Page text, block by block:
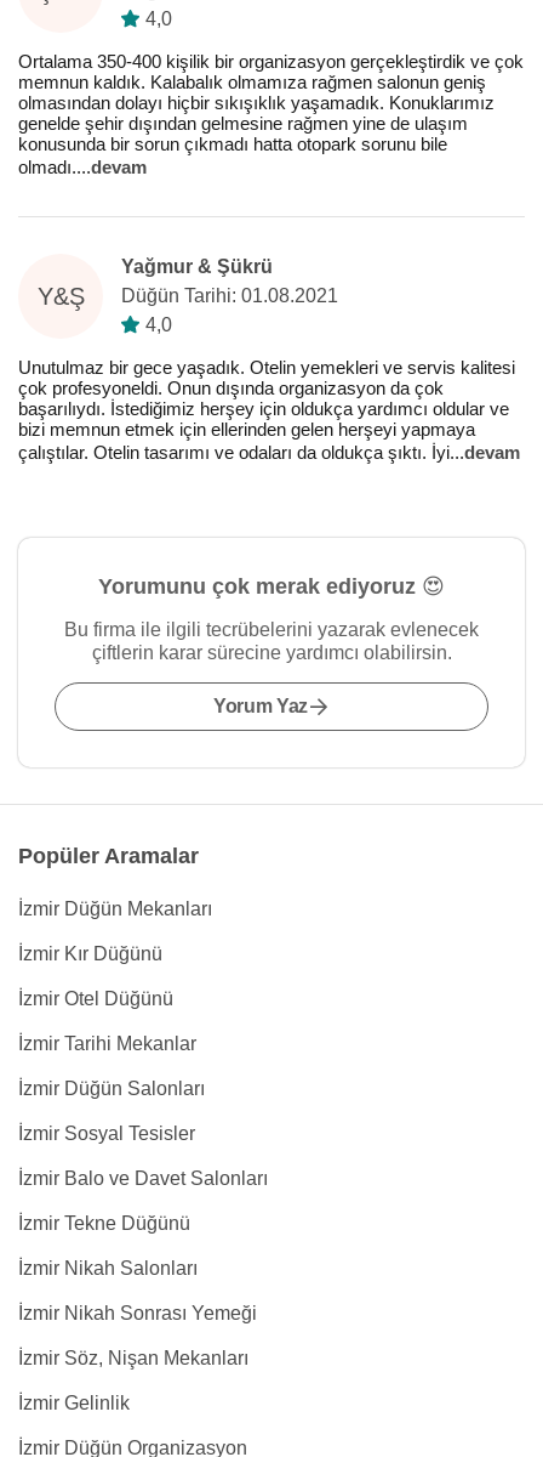
4,0
Ortalama 350-400 kişilik bir organizasyon gerçekleştirdik ve çok
memnun kaldık. Kalabalık olmamıza rağmen salonun geniş
olmasından dolayı hiçbir sıkışıklık yaşamadık. Konuklarımız
genelde şehir dışından gelmesine rağmen yine de ulaşım
konusunda bir sorun çıkmadı hatta otopark sorunu bile
olmadı....devam
Y&Ş
Yağmur & Şükrü
Düğün Tarihi: 01.08.2021
4,0
Unutulmaz bir gece yaşadık. Otelin yemekleri ve servis kalitesi
çok profesyoneldi. Onun dışında organizasyon da çok
başarılıydı. İstediğimiz herşey için oldukça yardımcı oldular ve
bizi memnun etmek için ellerinden gelen herşeyi yapmaya
çalıştılar. Otelin tasarımı ve odaları da oldukça şıktı. İyi...devam
Yorumunu çok merak ediyoruz 😍
Bu firma ile ilgili tecrübelerini yazarak evlenecek
çiftlerin karar sürecine yardımcı olabilirsin.
Yorum Yaz
Popüler Aramalar
İzmir Düğün Mekanları
İzmir Kır Düğünü
İzmir Otel Düğünü
İzmir Tarihi Mekanlar
İzmir Düğün Salonları
İzmir Sosyal Tesisler
İzmir Balo ve Davet Salonları
İzmir Tekne Düğünü
İzmir Nikah Salonları
İzmir Nikah Sonrası Yemeği
İzmir Söz, Nişan Mekanları
İzmir Gelinlik
İzmir Düğün Organizasyon